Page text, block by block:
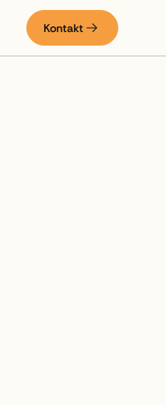
Kontakt